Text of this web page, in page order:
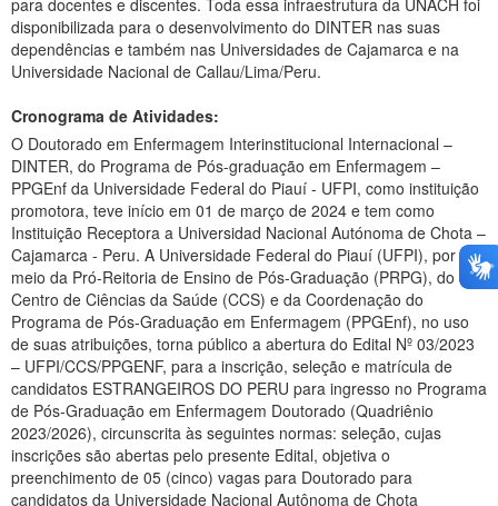
para docentes e discentes. Toda essa infraestrutura da UNACH foi
disponibilizada para o desenvolvimento do DINTER nas suas
dependências e também nas Universidades de Cajamarca e na
Universidade Nacional de Callau/Lima/Peru.
Cronograma de Atividades:
O Doutorado em Enfermagem Interinstitucional Internacional –
DINTER, do Programa de Pós-graduação em Enfermagem –
PPGEnf da Universidade Federal do Piauí - UFPI, como instituição
promotora, teve início em 01 de março de 2024 e tem como
Instituição Receptora a Universidad Nacional Autónoma de Chota –
Cajamarca - Peru. A Universidade Federal do Piauí (UFPI), por
meio da Pró-Reitoria de Ensino de Pós-Graduação (PRPG), do
Centro de Ciências da Saúde (CCS) e da Coordenação do
Programa de Pós-Graduação em Enfermagem (PPGEnf), no uso
de suas atribuições, torna público a abertura do Edital Nº 03/2023
– UFPI/CCS/PPGENF, para a inscrição, seleção e matrícula de
candidatos ESTRANGEIROS DO PERU para ingresso no Programa
de Pós-Graduação em Enfermagem Doutorado (Quadriênio
2023/2026), circunscrita às seguintes normas: seleção, cujas
inscrições são abertas pelo presente Edital, objetiva o
preenchimento de 05 (cinco) vagas para Doutorado para
candidatos da Universidade Nacional Autônoma de Chota